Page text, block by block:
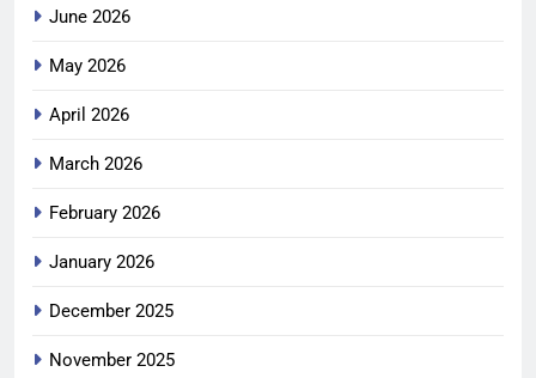
June 2026
May 2026
April 2026
March 2026
February 2026
January 2026
December 2025
November 2025